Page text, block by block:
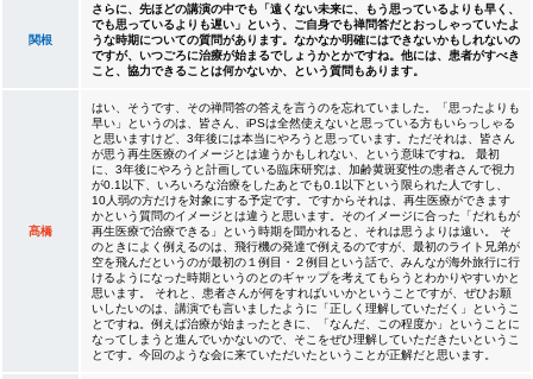
関根
さらに、先ほどの講演の中でも「遠くない未来に、もう思っているよりも早く、
でも思っているよりも遅い」という、ご自身でも禅問答だとおっしゃっていたよ
うな時期についての質問があります。なかなか明確にはできないかもしれないの
ですが、いつごろに治療が始まるでしょうかとかですね。他には、患者がすべき
こと、協力できることは何かないか、という質問もあります。
髙橋
はい、そうです、その禅問答の答えを言うのを忘れていました。「思ったよりも
早い」というのは、皆さん、iPSは全然使えないと思っている方もいらっしゃる
と思いますけど、3年後には本当にやろうと思っています。ただそれは、皆さん
が思う再生医療のイメージとは違うかもしれない、という意味ですね。 最初
に、3年後にやろうと計画している臨床研究は、加齢黄斑変性の患者さんで視力
が0.1以下、いろいろな治療をしたあとでも0.1以下という限られた人ですし、
10人弱の方だけを対象にする予定です。ですからそれは、再生医療ができます
かという質問のイメージとは違うと思います。そのイメージに合った「だれもが
再生医療で治療できる」という時期を聞かれると、それは思うよりは遠い。 そ
のときによく例えるのは、飛行機の発達で例えるのですが、最初のライト兄弟が
空を飛んだというのが最初の１例目・２例目という話で、みんなが海外旅行に行
けるようになった時期というのとのギャップを考えてもらうとわかりやすいかと
思います。 それと、患者さんが何をすればいいかということですが、ぜひお願
いしたいのは、講演でも言いましたように「正しく理解していただく」というこ
とですね。例えば治療が始まったときに、「なんだ、この程度か」ということに
なってしまうと進んでいかないので、そこをぜひ理解していただきたいというこ
とです。今回のような会に来ていただいたということが正解だと思います。